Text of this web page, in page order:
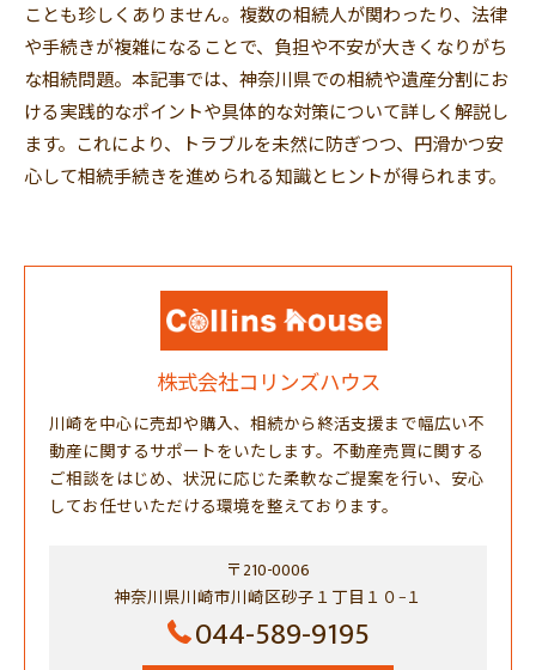
ことも珍しくありません。複数の相続人が関わったり、法律
や手続きが複雑になることで、負担や不安が大きくなりがち
な相続問題。本記事では、神奈川県での相続や遺産分割にお
ける実践的なポイントや具体的な対策について詳しく解説し
ます。これにより、トラブルを未然に防ぎつつ、円滑かつ安
心して相続手続きを進められる知識とヒントが得られます。
株式会社コリンズハウス
川崎を中心に売却や購入、相続から終活支援まで幅広い不
動産に関するサポートをいたします。不動産売買に関する
ご相談をはじめ、状況に応じた柔軟なご提案を行い、安心
してお任せいただける環境を整えております。
〒210-0006
神奈川県川崎市川崎区砂子１丁目１０−１
044-589-9195